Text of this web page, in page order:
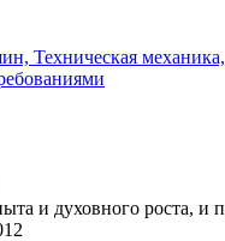
Техническая
и духовного роста, и